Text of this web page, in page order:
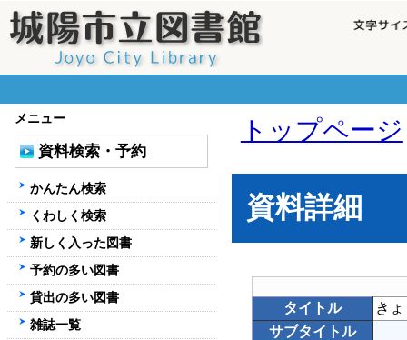
トップページ
資料詳細
タイトル
き
サブタイトル
メニュー
資料検索・予約
かんたん検索
くわしく検索
新しく入った図書
予約の多い図書
貸出の多い図書
雑誌一覧